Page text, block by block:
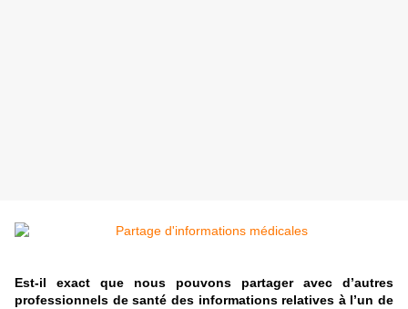
Est-il exact que nous pouvons partager avec d’autres
professionnels de santé des informations relatives à l’un de